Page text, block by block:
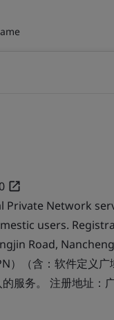
Network
users.
Road,
）（含：软件定义
的服务。 注册地址